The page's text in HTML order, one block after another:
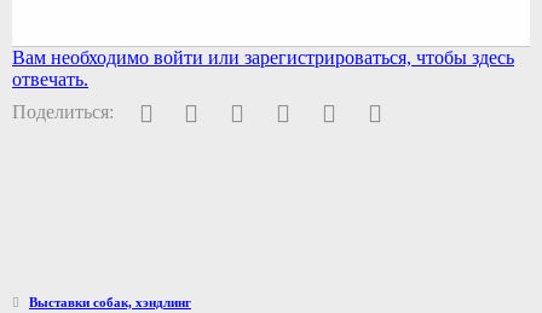
Вам необходимо войти или зарегистрироваться, чтобы здесь
отвечать.
Поделиться:
FacebookTwitter PinterestWhatsAppЭлектронная почта
Выставки собак, хэндлинг